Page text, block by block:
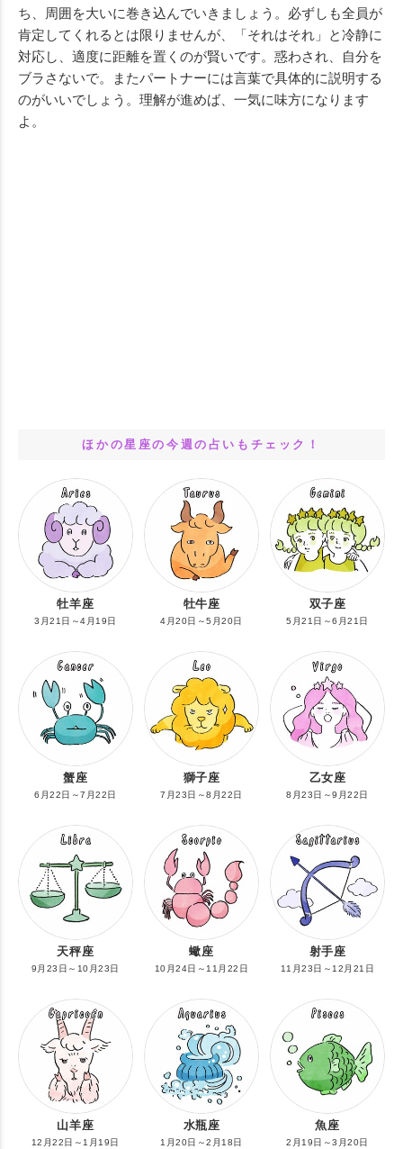
ち、周囲を大いに巻き込んでいきましょう。必ずしも全員が
肯定してくれるとは限りませんが、「それはそれ」と冷静に
対応し、適度に距離を置くのが賢いです。惑わされ、自分を
ブラさないで。またパートナーには言葉で具体的に説明する
のがいいでしょう。理解が進めば、一気に味方になります
よ。
ほかの星座の今週の占いもチェック！
牡羊座
3月21日～4月19日
牡牛座
4月20日～5月20日
双子座
5月21日～6月21日
蟹座
6月22日～7月22日
獅子座
7月23日～8月22日
乙女座
8月23日～9月22日
天秤座
9月23日～10月23日
蠍座
10月24日～11月22日
射手座
11月23日～12月21日
山羊座
12月22日～1月19日
水瓶座
1月20日～2月18日
魚座
2月19日～3月20日